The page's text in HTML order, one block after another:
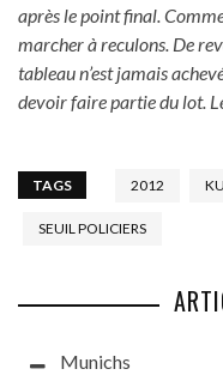
après le point final.
marcher à reculons. De
tableau n’est jamais
devoir faire partie du lot.
TAGS 2012
SEUIL POLICIERS
Munichs